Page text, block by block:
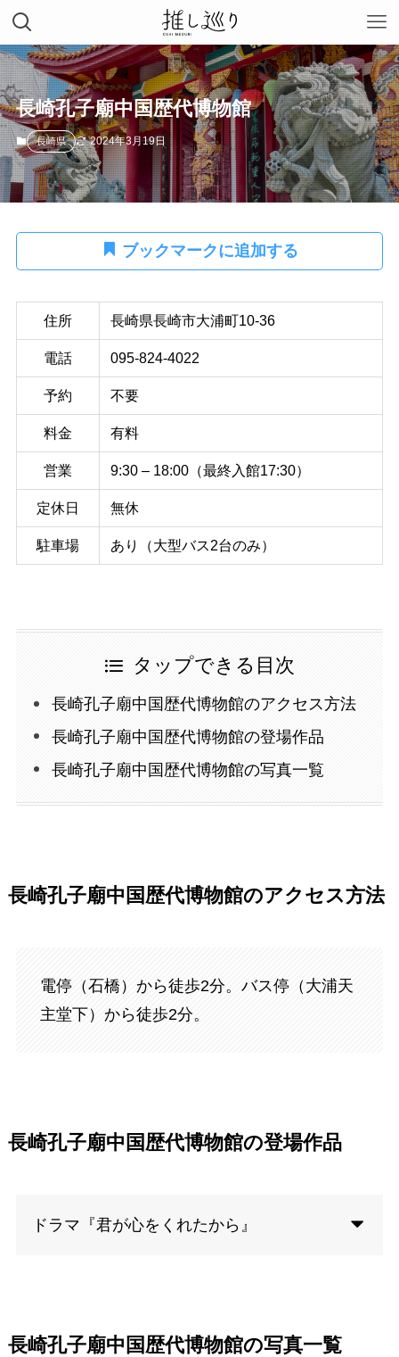
長崎孔子廟中国歴代博物館
長崎県 2024年3月19日
ブックマークに追加する
住所 長崎県長崎市大浦町10-36
電話 095-824-4022
予約 不要
料金 有料
営業 9:30 – 18:00（最終入館17:30）
定休日 無休
駐車場 あり（大型バス2台のみ）
タップできる目次
長崎孔子廟中国歴代博物館のアクセス方法
長崎孔子廟中国歴代博物館の登場作品
長崎孔子廟中国歴代博物館の写真一覧
長崎孔子廟中国歴代博物館のアクセス方法
電停（石橋）から徒歩2分。バス停（大浦天
主堂下）から徒歩2分。
長崎孔子廟中国歴代博物館の登場作品
ドラマ『君が心をくれたから』
長崎孔子廟中国歴代博物館の写真一覧